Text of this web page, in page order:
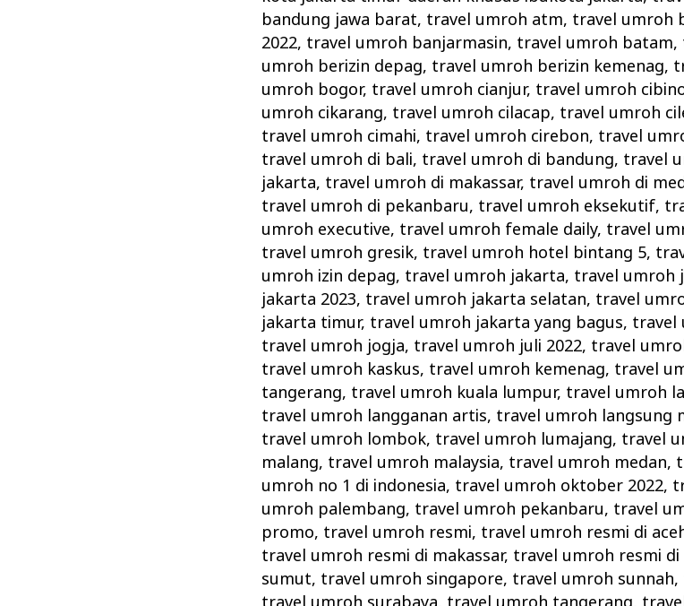
bandung jawa barat, travel umroh atm, travel umroh
2022, travel umroh banjarmasin, travel umroh batam,
umroh berizin depag, travel umroh berizin kemenag,
umroh bogor, travel umroh cianjur, travel umroh
umroh cikarang, travel umroh cilacap, travel umroh
travel umroh cimahi, travel umroh cirebon, travel
travel umroh di bali, travel umroh di bandung, travel
jakarta, travel umroh di makassar, travel umroh di
travel umroh di pekanbaru, travel umroh eksekutif,
umroh executive, travel umroh female daily, travel
travel umroh gresik, travel umroh hotel bintang 5,
umroh izin depag, travel umroh jakarta, travel umroh
jakarta 2023, travel umroh jakarta selatan, travel
jakarta timur, travel umroh jakarta yang bagus, travel
travel umroh jogja, travel umroh juli 2022, travel
travel umroh kaskus, travel umroh kemenag, travel
tangerang, travel umroh kuala lumpur, travel umroh
travel umroh langganan artis, travel umroh langsung
travel umroh lombok, travel umroh lumajang, travel
malang, travel umroh malaysia, travel umroh medan,
umroh no 1 di indonesia, travel umroh oktober 2022,
umroh palembang, travel umroh pekanbaru, travel
promo, travel umroh resmi, travel umroh resmi di
travel umroh resmi di makassar, travel umroh resmi di
sumut, travel umroh singapore, travel umroh sunnah,